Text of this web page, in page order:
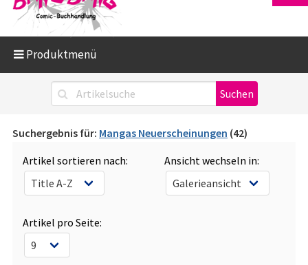
Produktmenü
Suchergebnis für: Mangas Neuerscheinungen (42)
Artikel sortieren nach:
Ansicht wechseln in:
Artikel pro Seite: